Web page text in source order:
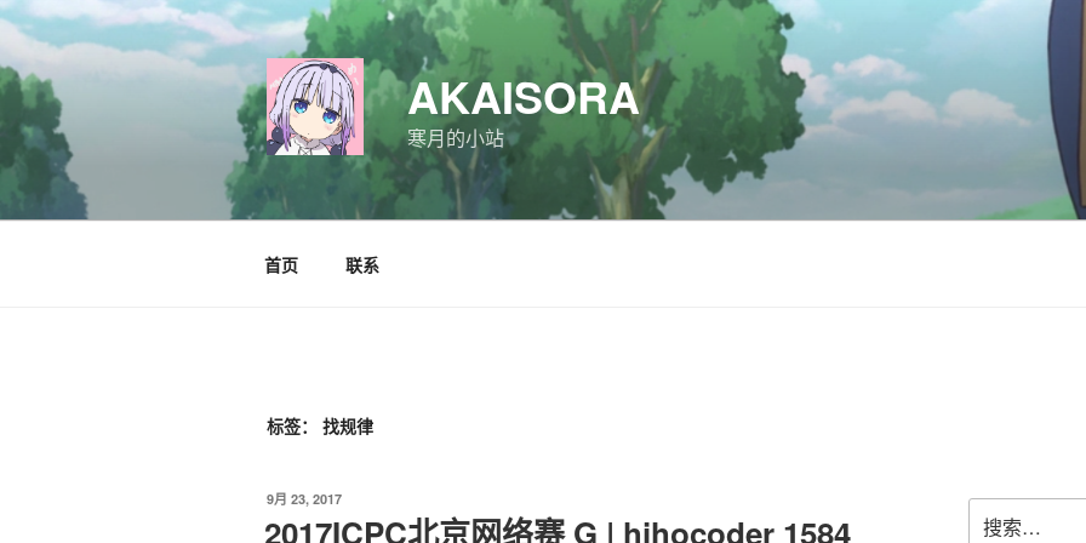
跳
内
容
AKAISORA
寒月的小站
首页 联系
标签： 找规律
发
于
9月 23, 2017
2017ICPC北京网络赛 G | hihocoder 1584
索：